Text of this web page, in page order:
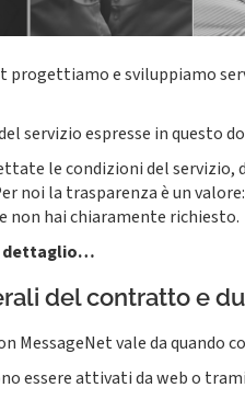
progettiamo e sviluppiamo
servizio espresse in
le condizioni del
noi la trasparenza è un
non hai chiaramente richiesto.
dettaglio…
del contratto e
MessageNet vale da quando
essere attivati da web o